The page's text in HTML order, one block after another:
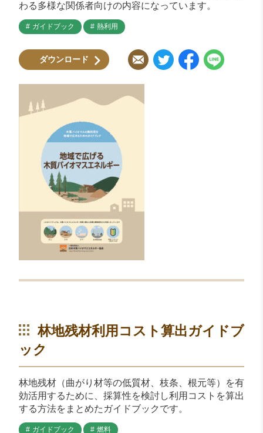
わる多様な関係者向けの内容になっています。
ガイドブック 熱利用
ダウンロード
林地残材利用コスト算出ガイドブ
ック
林地残材（曲がり材等の低質材、枝条、根元等）を有
効活用するために、採算性を検討し利用コストを算出
する方法をまとめたガイドブックです。
ガイドブック 燃料